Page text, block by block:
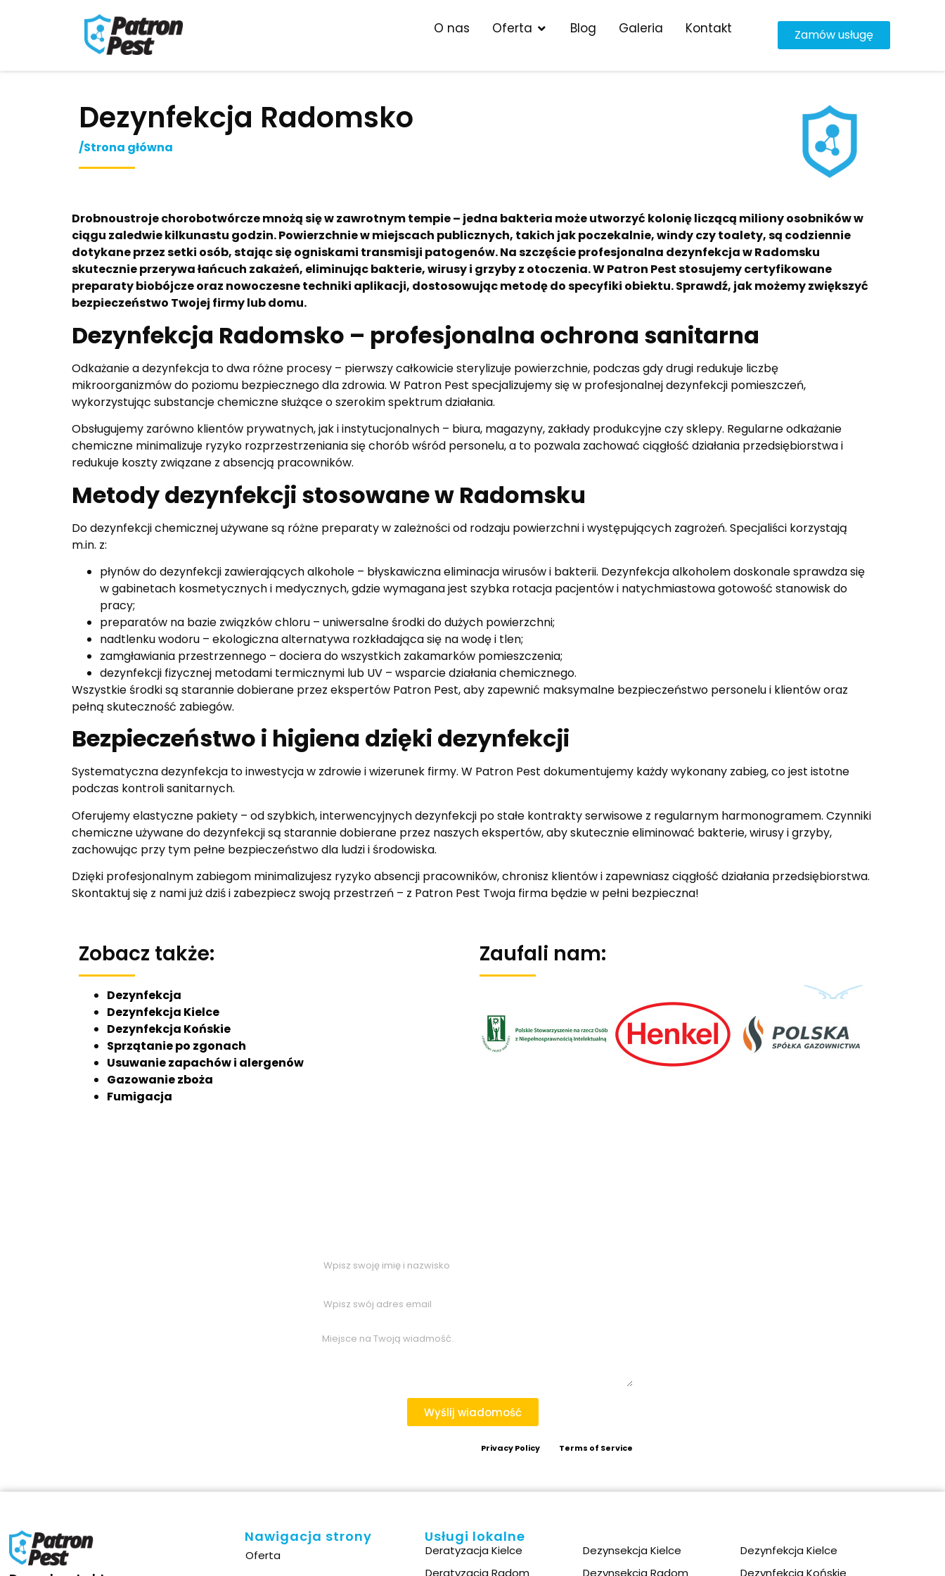
O nas Oferta Blog Galeria Kontakt Zamów usługę
Dezynfekcja Radomsko
/Strona główna
Drobnoustroje chorobotwórcze mnożą się w zawrotnym tempie – jedna bakteria może utworzyć kolonię liczącą miliony osobników w
ciągu zaledwie kilkunastu godzin. Powierzchnie w miejscach publicznych, takich jak poczekalnie, windy czy toalety, są codziennie
dotykane przez setki osób, stając się ogniskami transmisji patogenów. Na szczęście profesjonalna dezynfekcja w Radomsku
skutecznie przerywa łańcuch zakażeń, eliminując bakterie, wirusy i grzyby z otoczenia. W Patron Pest stosujemy certyfikowane
preparaty biobójcze oraz nowoczesne techniki aplikacji, dostosowując metodę do specyfiki obiektu. Sprawdź, jak możemy zwiększyć
bezpieczeństwo Twojej firmy lub domu.
Dezynfekcja Radomsko – profesjonalna ochrona sanitarna
Odkażanie a dezynfekcja to dwa różne procesy – pierwszy całkowicie sterylizuje powierzchnie, podczas gdy drugi redukuje liczbę
mikroorganizmów do poziomu bezpiecznego dla zdrowia. W Patron Pest specjalizujemy się w profesjonalnej dezynfekcji pomieszczeń,
wykorzystując substancje chemiczne służące o szerokim spektrum działania.
Obsługujemy zarówno klientów prywatnych, jak i instytucjonalnych – biura, magazyny, zakłady produkcyjne czy sklepy. Regularne odkażanie
chemiczne minimalizuje ryzyko rozprzestrzeniania się chorób wśród personelu, a to pozwala zachować ciągłość działania przedsiębiorstwa i
redukuje koszty związane z absencją pracowników.
Metody dezynfekcji stosowane w Radomsku
Do dezynfekcji chemicznej używane są różne preparaty w zależności od rodzaju powierzchni i występujących zagrożeń. Specjaliści korzystają
m.in. z:
płynów do dezynfekcji zawierających alkohole – błyskawiczna eliminacja wirusów i bakterii. Dezynfekcja alkoholem doskonale sprawdza się
w gabinetach kosmetycznych i medycznych, gdzie wymagana jest szybka rotacja pacjentów i natychmiastowa gotowość stanowisk do
pracy;
preparatów na bazie związków chloru – uniwersalne środki do dużych powierzchni;
nadtlenku wodoru – ekologiczna alternatywa rozkładająca się na wodę i tlen;
zamgławiania przestrzennego – dociera do wszystkich zakamarków pomieszczenia;
dezynfekcji fizycznej metodami termicznymi lub UV – wsparcie działania chemicznego.
Wszystkie środki są starannie dobierane przez ekspertów Patron Pest, aby zapewnić maksymalne bezpieczeństwo personelu i klientów oraz
pełną skuteczność zabiegów.
Bezpieczeństwo i higiena dzięki dezynfekcji
Systematyczna dezynfekcja to inwestycja w zdrowie i wizerunek firmy. W Patron Pest dokumentujemy każdy wykonany zabieg, co jest istotne
podczas kontroli sanitarnych.
Oferujemy elastyczne pakiety – od szybkich, interwencyjnych dezynfekcji po stałe kontrakty serwisowe z regularnym harmonogramem. Czynniki
chemiczne używane do dezynfekcji są starannie dobierane przez naszych ekspertów, aby skutecznie eliminować bakterie, wirusy i grzyby,
zachowując przy tym pełne bezpieczeństwo dla ludzi i środowiska.
Dzięki profesjonalnym zabiegom minimalizujesz ryzyko absencji pracowników, chronisz klientów i zapewniasz ciągłość działania przedsiębiorstwa.
Skontaktuj się z nami już dziś i zabezpiecz swoją przestrzeń – z Patron Pest Twoja firma będzie w pełni bezpieczna!
Zobacz także:
Dezynfekcja
Dezynfekcja Kielce
Dezynfekcja Końskie
Sprzątanie po zgonach
Usuwanie zapachów i alergenów
Gazowanie zboża
Fumigacja
Zaufali nam:
Wyślij wiadomość
Privacy Policy Terms of Service
Nawigacja strony
Oferta
Usługi lokalne
Deratyzacja Kielce
Deratyzacja Radom
Dezynsekcja Kielce
Dezynsekcja Radom
Dezynfekcja Kielce
Dezynfekcja Końskie​